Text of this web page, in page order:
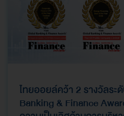
ไทยออยล์คว้า 2 รางวัลระ
Banking & Finance